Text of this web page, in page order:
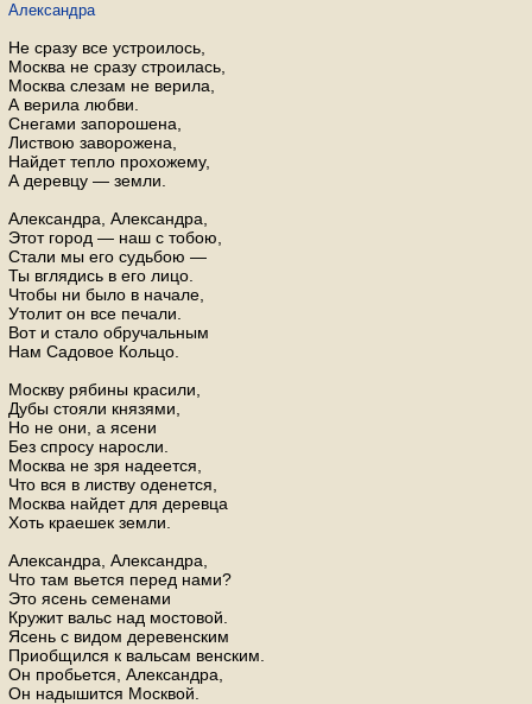
Александра
Не сразу все устроилось,
Москва не сразу строилась,
Москва слезам не верила,
А верила любви.
Снегами запорошена,
Листвою заворожена,
Найдет тепло прохожему,
А деревцу — земли.
Александра, Александра,
Этот город — наш с тобою,
Стали мы его судьбою —
Ты вглядись в его лицо.
Чтобы ни было в начале,
Утолит он все печали.
Вот и стало обручальным
Нам Садовое Кольцо.
Москву рябины красили,
Дубы стояли князями,
Но не они, а ясени
Без спросу наросли.
Москва не зря надеется,
Что вся в листву оденется,
Москва найдет для деревца
Хоть краешек земли.
Александра, Александра,
Что там вьется перед нами?
Это ясень семенами
Кружит вальс над мостовой.
Ясень с видом деревенским
Приобщился к вальсам венским.
Он пробьется, Александра,
Он надышится Москвой.